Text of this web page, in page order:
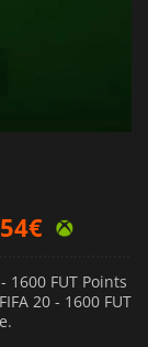
€
1600 FUT Points
20 - 1600 FUT